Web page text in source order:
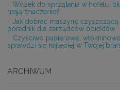
Wózek do sprzątania w hotelu,
mają znaczenie?
Jak dobrać maszynę
poradnik dla zarządców obiektów
Czyściwo papierowe,
sprawdzi się najlepiej w Twojej
ARCHIWUM